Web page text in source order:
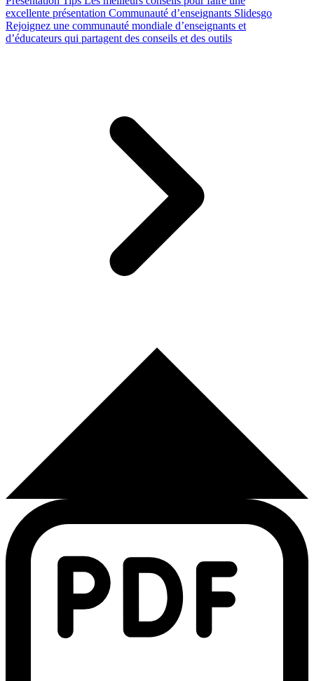
excellente présentation Communauté d’enseignants Slidesgo
Rejoignez une communauté mondiale d’enseignants et
d’éducateurs qui partagent des conseils et des outils